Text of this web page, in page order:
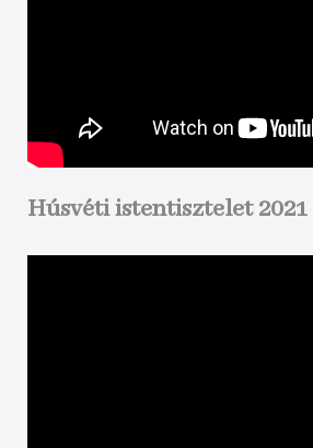
Húsvéti istentisztelet 2021